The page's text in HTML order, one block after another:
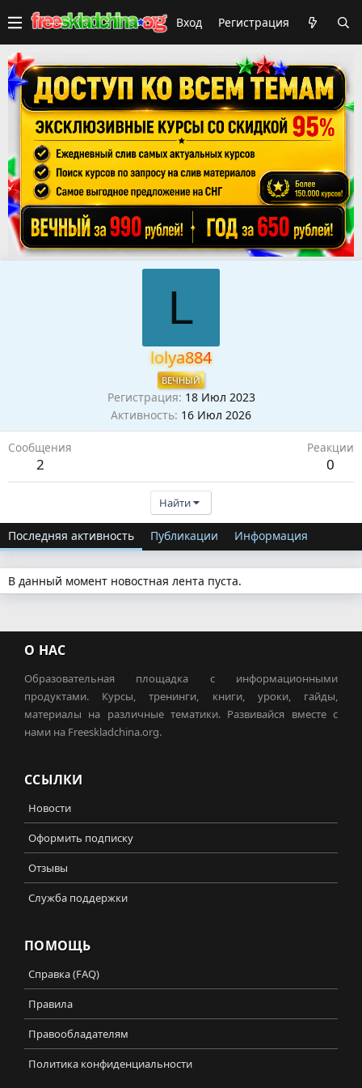
Вход Регистрация
L
lolya884
ВЕЧНЫЙ
Регистрация 18 Июл 2023
Активность 16 Июл 2026
Сообщения
2
Реакции
0
Найти
Последняя активность Публикации Информация
В данный момент новостная лента пуста.
О НАС
Образовательная площадка с информационными
продуктами. Курсы, тренинги, книги, уроки, гайды,
материалы на различные тематики. Развивайся вместе с
нами на Freeskladchina.org.
ССЫЛКИ
Новости
Оформить подписку
Отзывы
Служба поддержки
ПОМОЩЬ
Справка (FAQ)
Правила
Правообладателям
Политика конфиденциальности